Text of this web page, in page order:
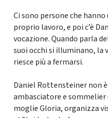
Ci sono persone che
proprio lavoro, e poi c’è
vocazione. Quando parla
suoi occhi si illuminano, la
riesce più a fermarsi.
Daniel Rottensteiner non
ambasciatore e sommelier
moglie Gloria, organizza